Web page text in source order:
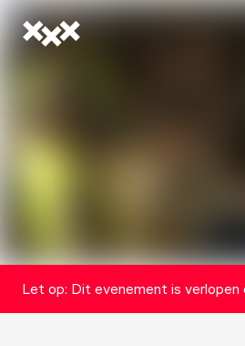
Let op: Dit evenement is